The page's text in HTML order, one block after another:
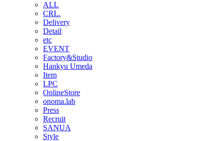
ALL
CRL.
Delivery
Detail
etc
EVENT
Factory&Studio
Hankyu Umeda
Item
LPC
OnlineStore
onoma.lab
Press
Recruit
SANUA
Style